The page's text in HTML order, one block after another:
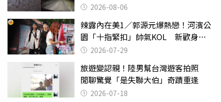
2026-08-06
辣露內在美1／郭源元爆熱戀！河濱公
園「十指緊扣」帥氣KOL 新歡身份
曝光2026-07-29
旅遊變認親！陸男幫台灣遊客拍照
閒聊驚覺「是失聯大伯」奇蹟重逢
2026-07-18